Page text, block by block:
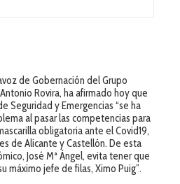
de Gobernación del Grupo
Rovira, ha afirmado hoy que
Seguridad y Emergencias “se ha
al pasar las competencias para
obligatoria ante el Covid19,
de Alicante y Castellón. De esta
José Mª Ángel, evita tener que
máximo jefe de filas, Ximo Puig”.